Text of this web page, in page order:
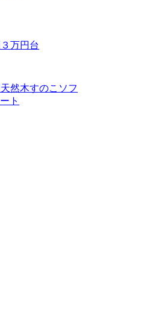
万円台
然木すのこソフ
ト